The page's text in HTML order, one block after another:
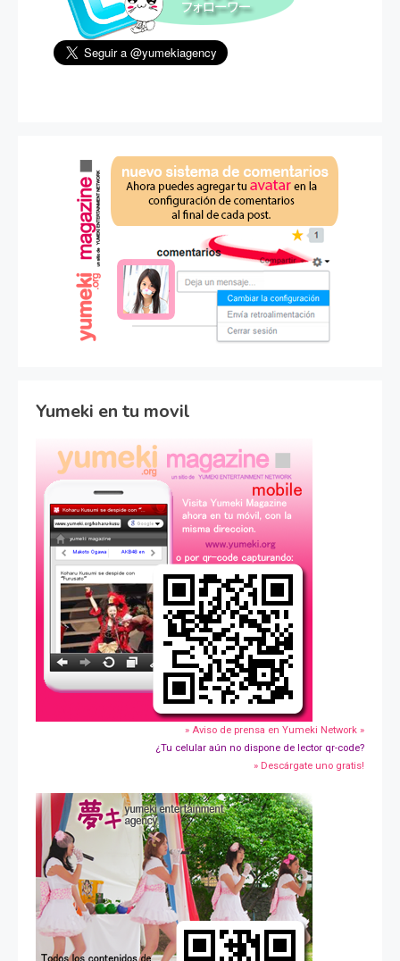
Yumeki en tu movil
» Aviso de prensa en Yumeki Network »
¿Tu celular aún no dispone de lector qr-code?
» Descárgate uno gratis!